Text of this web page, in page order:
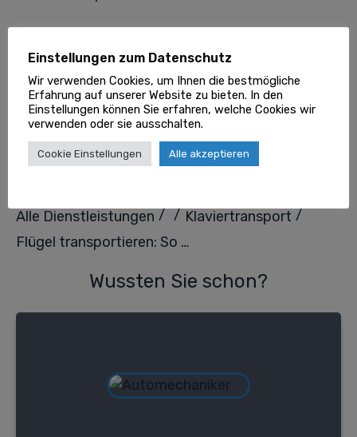
Dieser Beitrag wurde redigiert und wird
regelmäßig geprüft von unserer
Redaktionund angeschlossenen Fachexperten.
TEILEN
Share 0 Tweet Pin
Alle Dienstleistungen / / Klaviertransport /
Flügel transportieren: So gelingt der sichere und professionelle Klaviertransport
Wussten Sie schon?
Einstellungen zum Datenschutz
Wir verwenden Cookies, um Ihnen die bestmögliche
Erfahrung auf unserer Website zu bieten. In den
Einstellungen können Sie erfahren, welche Cookies wir
verwenden oder sie ausschalten.
Cookie Einstellungen Alle akzeptieren